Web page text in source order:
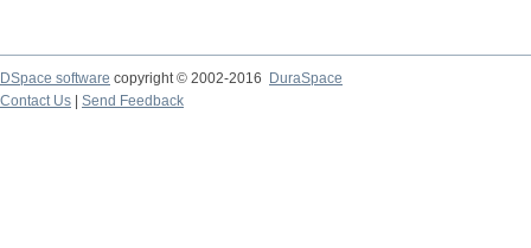
DSpace software copyright © 2002-2016
DuraSpace
Contact Us
Send Feedback